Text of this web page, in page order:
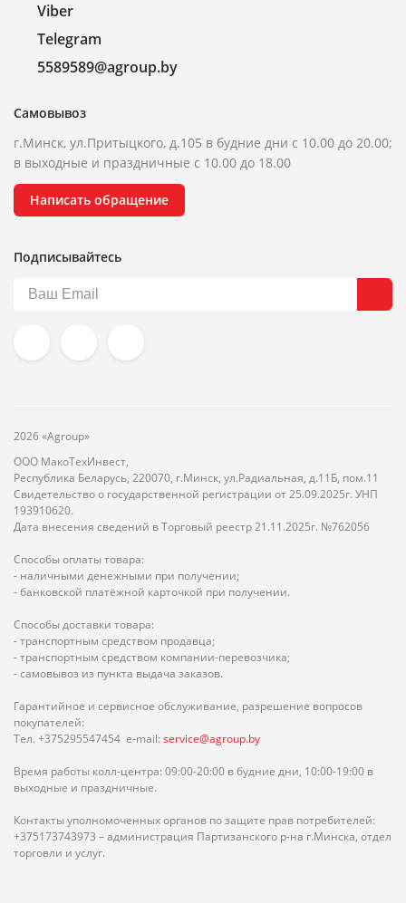
Viber
Telegram
5589589@agroup.by
Самовывоз
г.Минск, ул.Притыцкого, д.105 в будние дни с 10.00 до 20.00;
в выходные и праздничные с 10.00 до 18.00
Написать обращение
Подписывайтесь
2026 «Agroup»
ООО МакоТехИнвест,
Республика Беларусь, 220070, г.Минск, ул.Радиальная, д.11Б, пом.11
Свидетельство о государственной регистрации от 25.09.2025г. УНП
193910620.
Дата внесения сведений в Торговый реестр 21.11.2025г. №762056
Способы оплаты товара:
- наличными денежными при получении;
- банковской платёжной карточкой при получении.
Способы доставки товара:
- транспортным средством продавца;
- транспортным средством компании-перевозчика;
- самовывоз из пункта выдача заказов.
Гарантийное и сервисное обслуживание, разрешение вопросов
покупателей:
Тел. +375295547454 e-mail: service@agroup.by
Время работы колл-центра: 09:00-20:00 в будние дни, 10:00-19:00 в
выходные и праздничные.
Контакты уполномоченных органов по защите прав потребителей:
+375173743973 – администрация Партизанского р-на г.Минска, отдел
торговли и услуг.